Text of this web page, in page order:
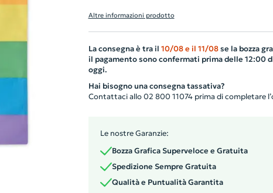
di 38X42CM e i manici lunghi la rendono
maneggevole. Grazie al design color
un tocco di allegria e vivacità ai tuoi giorni.
con il logo della tua azienda, per un gadget
Altre informazioni prodotto
La consegna è tra il 10/08 e il 11/08se la bozza
il pagamento sono confermati prima delle 12:00
oggi.
Hai bisogno una consegna tassativa?
Contattaci allo 02 800 11074 prima di completare
Le nostre Garanzie:
Bozza Grafica Superveloce e Gratuita
Spedizione Sempre Gratuita
Qualità e Puntualità Garantita